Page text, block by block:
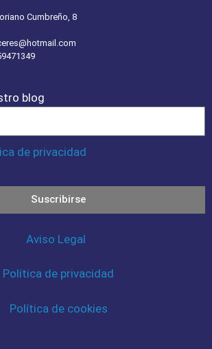
Cumbreño, 8
blog
de privacidad
Suscribirse
Aviso Legal
Política de privacidad
Política de cookies